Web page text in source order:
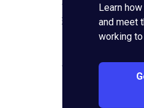
Learn
and meet
working
“这些企业家与充
球创业文化带来巨
了 EO。David 还
“此次分会成立是